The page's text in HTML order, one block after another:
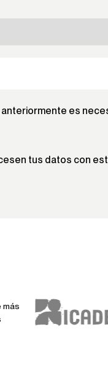
es
tus datos con
más